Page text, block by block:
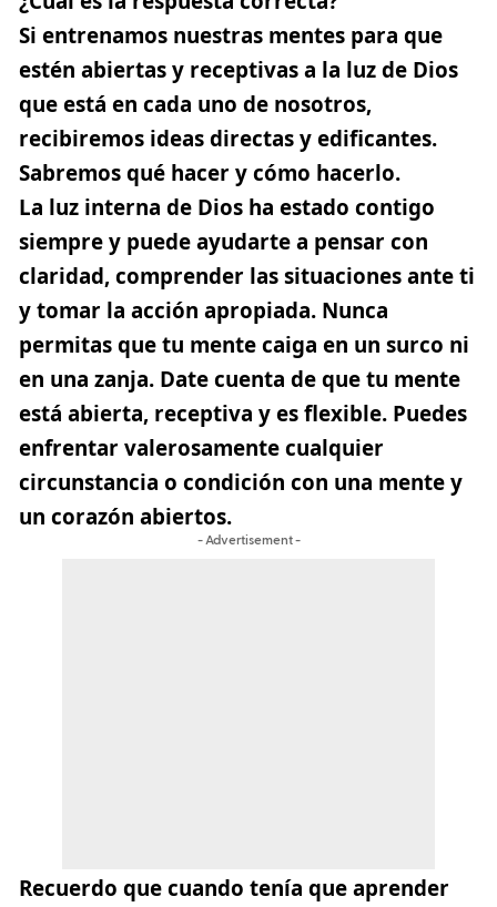
Si entrenamos nuestras mentes para que
estén abiertas y receptivas a la luz de Dios
que está en cada uno de nosotros,
recibiremos ideas directas y edificantes.
Sabremos qué hacer y cómo hacerlo.
La luz interna de Dios ha estado contigo
siempre y puede ayudarte a pensar con
claridad, comprender las situaciones ante ti
y tomar la acción apropiada. Nunca
permitas que tu mente caiga en un surco ni
en una zanja. Date cuenta de que tu mente
está abierta, receptiva y es flexible. Puedes
enfrentar valerosamente cualquier
circunstancia o condición con una mente y
un corazón abiertos.
- Advertisement -
Recuerdo que cuando tenía que aprender